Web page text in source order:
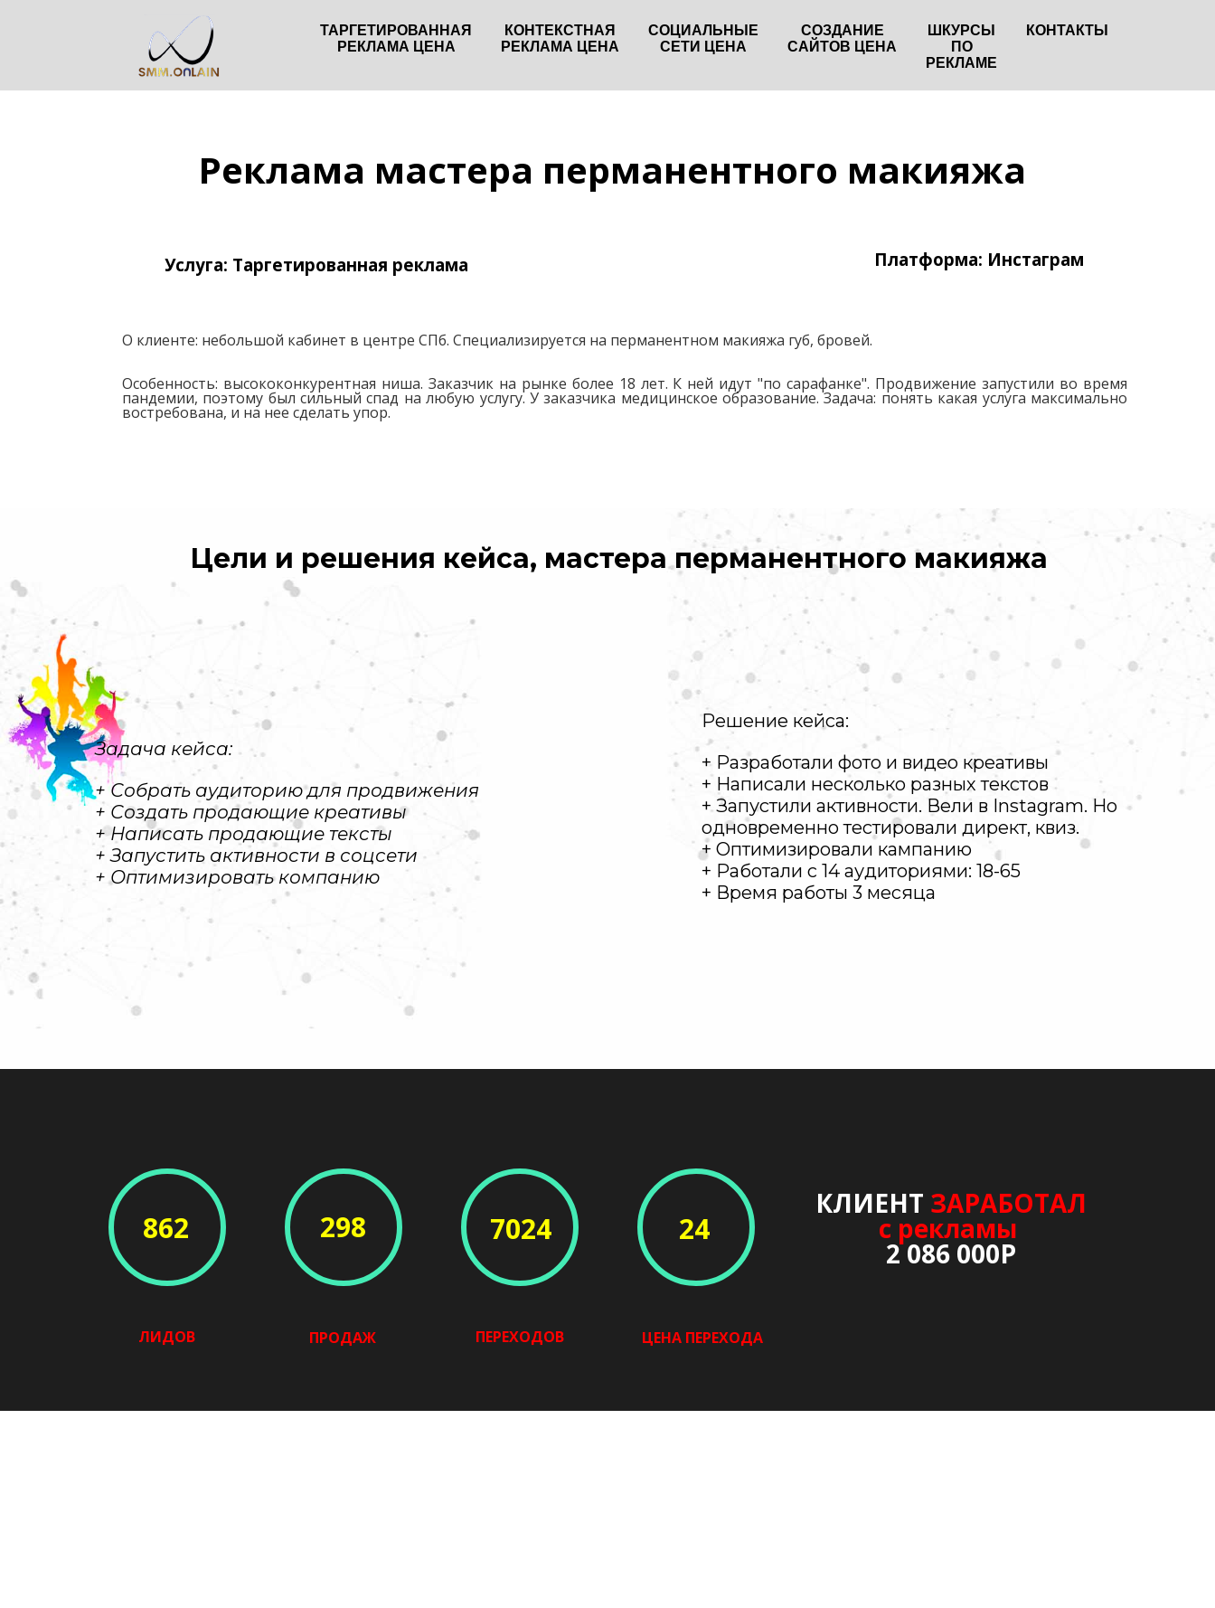
ТАРГЕТИРОВАННАЯ
РЕКЛАМА ЦЕНА
КОНТЕКСТНАЯ
РЕКЛАМА ЦЕНА
СОЦИАЛЬНЫЕ
СЕТИ ЦЕНА
СОЗДАНИЕ
САЙТОВ ЦЕНА
ШКУРСЫ
ПО
РЕКЛАМЕ
КОНТАКТЫ
Реклама мастера перманентного макияжа
Услуга: Таргетированная реклама Платформа: Инстаграм
О клиенте: небольшой кабинет в центре СПб. Специализируется на перманентном макияжа губ, бровей.
Особенность: высококонкурентная ниша. Заказчик на рынке более 18 лет. К ней идут "по сарафанке". Продвижение запустили во время
пандемии, поэтому был сильный спад на любую услугу. У заказчика медицинское образование. Задача: понять какая услуга максимально
востребована, и на нее сделать упор.
Цели и решения кейса, мастера перманентного макияжа
Задача кейса:
+ Собрать аудиторию для продвижения
+ Создать продающие креативы
+ Написать продающие тексты
+ Запустить активности в соцсети
+ Оптимизировать компанию
Решение кейса:
+ Разработали фото и видео креативы
+ Написали несколько разных текстов
+ Запустили активности. Вели в Instagram. Но
одновременно тестировали директ, квиз.
+ Оптимизировали кампанию
+ Работали с 14 аудиториями: 18-65
+ Время работы 3 месяца
КЛИЕНТ ЗАРАБОТАЛ
с рекламы
2 086 000Р
ЦЕНА ПЕРЕХОДА
ПЕРЕХОДОВ
ПРОДАЖ
ЛИДОВ
862 298 7024 24